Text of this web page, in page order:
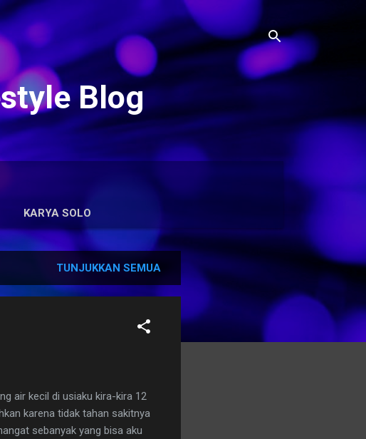
Blog
KARYA SOLO
TUNJUKKAN SEMUA
air kecil di usiaku kira-kira 12
karena tidak tahan sakitnya
sebanyak yang bisa aku